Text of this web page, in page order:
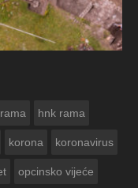
hnk rama
korona koronavirus
opcinsko vijeće